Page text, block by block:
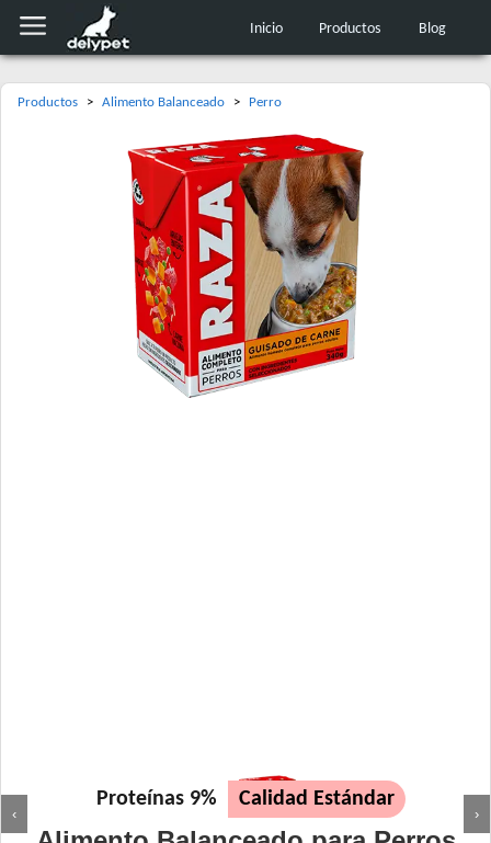
Inicio Productos Blog
Productos > Alimento Balanceado > Perro
‹ ›
Proteínas 9% Calidad Estándar